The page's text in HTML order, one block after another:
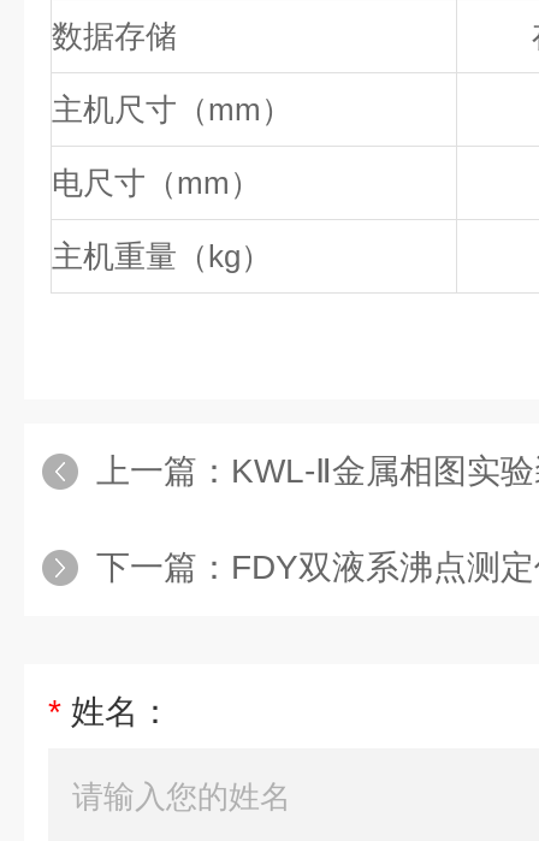
数据存储
主机尺寸（mm）
电尺寸（mm）
主机重量（kg）
上一篇： KWL-Ⅱ金属相图实
下一篇： FDY双液系沸点测
* 姓名：